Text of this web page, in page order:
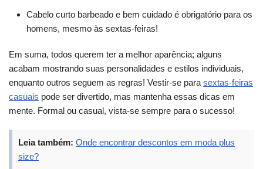
Cabelo curto barbeado e bem cuidado é obrigatório para os
homens, mesmo às sextas-feiras!
Em suma, todos querem ter a melhor aparência; alguns
acabam mostrando suas personalidades e estilos individuais,
enquanto outros seguem as regras! Vestir-se para sextas-feiras
casuais pode ser divertido, mas mantenha essas dicas em
mente. Formal ou casual, vista-se sempre para o sucesso!
Leia também: Onde encontrar descontos em moda plus
size?